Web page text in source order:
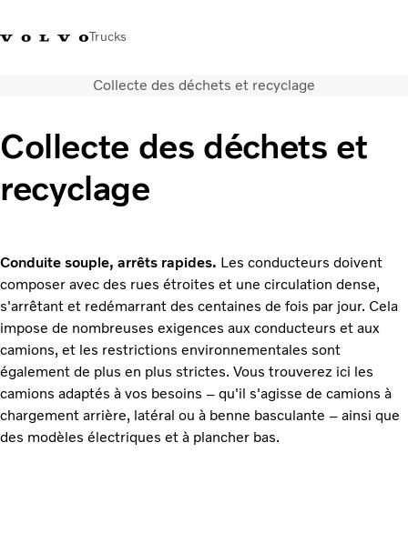
Trucks
+32-2 482 51 11JobsMerchandise shopConnexionNederlands
Solutions de transport
Services
Nous contacter
Transition énergétique
Votre garage
Collecte des déchets et recyclage
Collecte des déchets et
recyclage
Conduite souple, arrêts rapides. Les conducteurs doivent
composer avec des rues étroites et une circulation dense,
s'arrêtant et redémarrant des centaines de fois par jour. Cela
impose de nombreuses exigences aux conducteurs et aux
camions, et les restrictions environnementales sont
également de plus en plus strictes. Vous trouverez ici les
camions adaptés à vos besoins – qu'il s'agisse de camions à
chargement arrière, latéral ou à benne basculante – ainsi que
des modèles électriques et à plancher bas.